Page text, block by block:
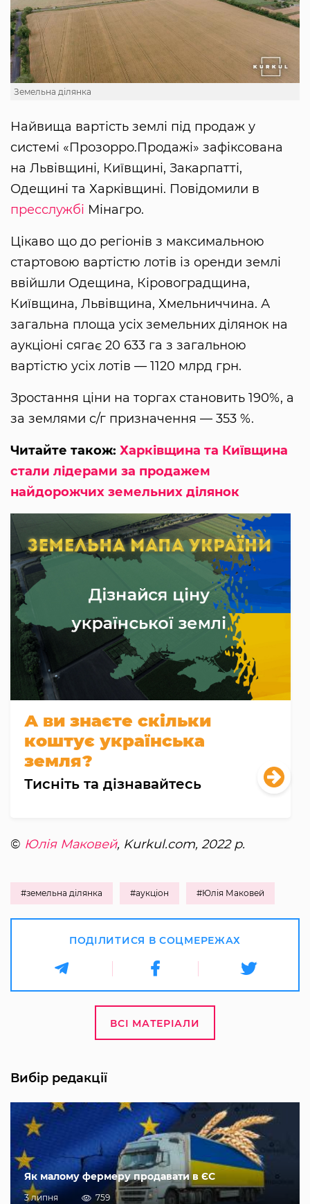
Земельна ділянка
Найвища вартість землі під продаж у
системі «Прозорро.Продажі» зафіксована
на Львівщині, Київщині, Закарпатті,
Одещині та Харківщині. Повідомили в
пресслужбі Мінагро.
Цікаво що до регіонів з максимальною
стартовою вартістю лотів із оренди землі
ввійшли Одещина, Кіровоградщина,
Київщина, Львівщина, Хмельниччина. А
загальна площа усіх земельних ділянок на
аукціоні сягає 20 633 га з загальною
вартістю усіх лотів — 1120 млрд грн.
Зростання ціни на торгах становить 190%, а
за землями с/г призначення — 353 %.
Читайте також: Харківщина та Київщина
стали лідерами за продажем
найдорожчих земельних ділянок
А ви знаєте скільки
коштує українська
земля?
Тисніть та дізнавайтесь
© Юлія Маковей, Kurkul.com, 2022 р.
#земельна ділянка #аукціон #Юлія Маковей
ПОДІЛИТИСЯ В СОЦМЕРЕЖАХ
ВСІ МАТЕРІАЛИ
Вибір редакції
Як малому фермеру продавати в ЄС
3 липня 759